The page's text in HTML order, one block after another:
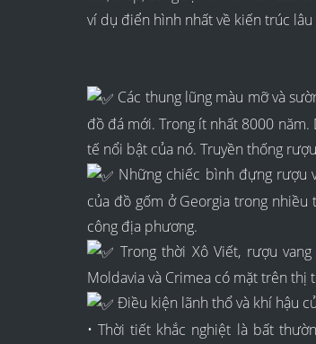
ví dụ điển hình nhất về kiến trúc
Các thung lũng màu mỡ và
đồ đá mới. Trong ít nhất 8000
tế nổi bật của nó. Truyền thống
Những chiếc bình đựng rượu
của đồ gốm ở Georgia trong
công địa phương.
Trong thời Xô Viết, rượu
Moldavia và Crimea có mặt trên thị
Điều kiện lãnh thổ và khí hậu
• Thời tiết khắc nghiệt là bất